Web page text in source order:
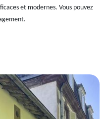
et modernes. Vous pouvez